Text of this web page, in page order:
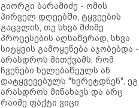
გიორგი ბარამიძე - ომის
პირველ დღეებში, ტყვეების
გაცვლის, თუ სხვა მძიმე
პროცესების აღსაწერად, სხვა
სიტყვის გამოყენება აჯობებდა -
არასდროს მითქვამს, რომ
ჩვენები ხელებაწეულს ან
დატყვევებულს "ხვრეტდნენ", ეგ
არასდროს მინახავს და არც
რაიმე ფაქტი ვიცი